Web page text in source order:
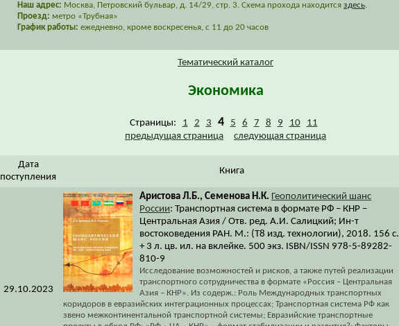
Наш адрес: Москва, Петровский бульвар, д. 14/29, стр. 3. Схема прохода находится здесь.
Проезд: метро «Трубная»
График работы: ежедневно, кроме воскресенья, с 11 до 20 часов
Тематический каталог
Экономика
Страницы: 1 2 3 4 5 6 7 8 9 10
11
предыдущая страница
следующая страница
Дата
поступления
Книга
29.10.2023
Аристова Л.Б., Семенова Н.К. Геополитический шанс
России: Транспортная система в формате РФ – КНР –
Центральная Азия / Отв. ред. А.И. Салицкий; Ин-т
востоковедения РАН. М.: (Т8 изд. технологии), 2018. 156 с.
+ 3 л. цв. ил. на вклейке. 500 экз. ISBN/ISSN 978-5-89282-
810-9
Исследование возможностей и рисков, а также путей реализации
транспортного сотрудничества в формате «Россия – Центральная
Азия – КНР». Из содерж.: Роль Международных транспортных
коридоров в евразийских интеграционных процессах; Транспортная система РФ как
звено межконтинентальной транспортной системы; Евразийские транспортные